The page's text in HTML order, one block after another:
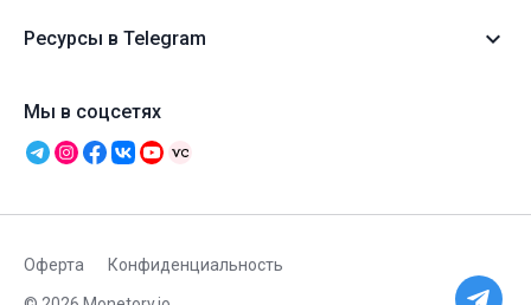
Ресурсы в Telegram
Мы в соцсетях
Оферта Конфиденциальность